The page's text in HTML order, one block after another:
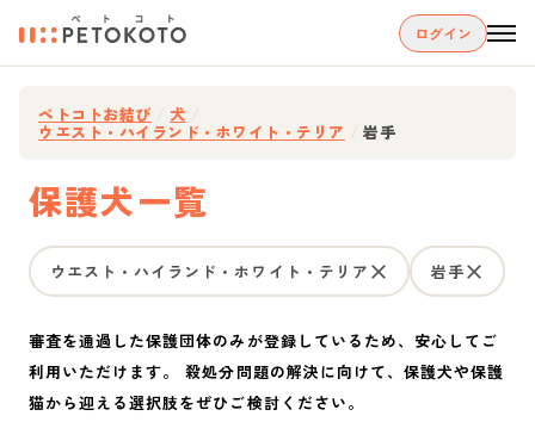
ログイン
ペトコトお結び 犬
ウエスト・ハイランド・ホワイト・テリア 岩手
保護犬一覧
ウエスト・ハイランド・ホワイト・テリア 岩手
審査を通過した保護団体のみが登録しているため、安心してご
利用いただけます。 殺処分問題の解決に向けて、保護犬や保護
猫から迎える選択肢をぜひご検討ください。